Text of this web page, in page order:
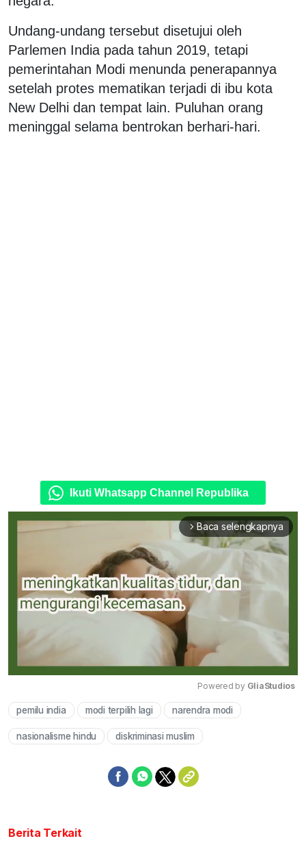
Undang-undang tersebut disetujui oleh
Parlemen India pada tahun 2019, tetapi
pemerintahan Modi menunda penerapannya
setelah protes mematikan terjadi di ibu kota
New Delhi dan tempat lain. Puluhan orang
meninggal selama bentrokan berhari-hari.
Ikuti Whatsapp Channel Republika
arrow_forward_ios Baca selengkapnya
Powered by GliaStudios
pemilu india modi terpilih lagi narendra modi
nasionalisme hindu diskriminasi muslim
Berita Terkait